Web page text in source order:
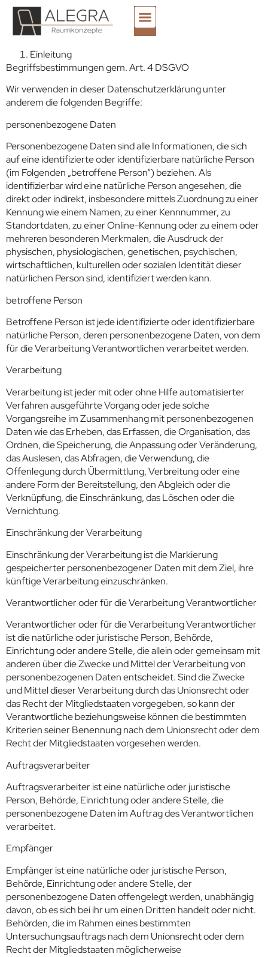
Einleitung
Begriffsbestimmungen gem. Art. 4 DSGVO
Wir verwenden in dieser Datenschutzerklärung unter
anderem die folgenden Begriffe:
personenbezogene Daten
Personenbezogene Daten sind alle Informationen, die sich
auf eine identifizierte oder identifizierbare natürliche Person
(im Folgenden „betroffene Person“) beziehen. Als
identifizierbar wird eine natürliche Person angesehen, die
direkt oder indirekt, insbesondere mittels Zuordnung zu einer
Kennung wie einem Namen, zu einer Kennnummer, zu
Standortdaten, zu einer Online-Kennung oder zu einem oder
mehreren besonderen Merkmalen, die Ausdruck der
physischen, physiologischen, genetischen, psychischen,
wirtschaftlichen, kulturellen oder sozialen Identität dieser
natürlichen Person sind, identifiziert werden kann.
betroffene Person
Betroffene Person ist jede identifizierte oder identifizierbare
natürliche Person, deren personenbezogene Daten, von dem
für die Verarbeitung Verantwortlichen verarbeitet werden.
Verarbeitung
Verarbeitung ist jeder mit oder ohne Hilfe automatisierter
Verfahren ausgeführte Vorgang oder jede solche
Vorgangsreihe im Zusammenhang mit personenbezogenen
Daten wie das Erheben, das Erfassen, die Organisation, das
Ordnen, die Speicherung, die Anpassung oder Veränderung,
das Auslesen, das Abfragen, die Verwendung, die
Offenlegung durch Übermittlung, Verbreitung oder eine
andere Form der Bereitstellung, den Abgleich oder die
Verknüpfung, die Einschränkung, das Löschen oder die
Vernichtung.
Einschränkung der Verarbeitung
Einschränkung der Verarbeitung ist die Markierung
gespeicherter personenbezogener Daten mit dem Ziel, ihre
künftige Verarbeitung einzuschränken.
Verantwortlicher oder für die Verarbeitung Verantwortlicher
Verantwortlicher oder für die Verarbeitung Verantwortlicher
ist die natürliche oder juristische Person, Behörde,
Einrichtung oder andere Stelle, die allein oder gemeinsam mit
anderen über die Zwecke und Mittel der Verarbeitung von
personenbezogenen Daten entscheidet. Sind die Zwecke
und Mittel dieser Verarbeitung durch das Unionsrecht oder
das Recht der Mitgliedstaaten vorgegeben, so kann der
Verantwortliche beziehungsweise können die bestimmten
Kriterien seiner Benennung nach dem Unionsrecht oder dem
Recht der Mitgliedstaaten vorgesehen werden.
Auftragsverarbeiter
Auftragsverarbeiter ist eine natürliche oder juristische
Person, Behörde, Einrichtung oder andere Stelle, die
personenbezogene Daten im Auftrag des Verantwortlichen
verarbeitet.
Empfänger
Empfänger ist eine natürliche oder juristische Person,
Behörde, Einrichtung oder andere Stelle, der
personenbezogene Daten offengelegt werden, unabhängig
davon, ob es sich bei ihr um einen Dritten handelt oder nicht.
Behörden, die im Rahmen eines bestimmten
Untersuchungsauftrags nach dem Unionsrecht oder dem
Recht der Mitgliedstaaten möglicherweise